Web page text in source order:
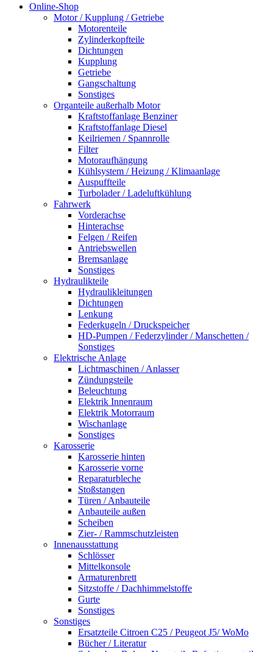
Online-Shop
Motor / Kupplung / Getriebe
Motorenteile
Zylinderkopfteile
Dichtungen
Kupplung
Getriebe
Gangschaltung
Sonstiges
Organteile außerhalb Motor
Kraftstoffanlage Benziner
Kraftstoffanlage Diesel
Keilriemen / Spannrolle
Filter
Motoraufhängung
Kühlsystem / Heizung / Klimaanlage
Auspuffteile
Turbolader / Ladeluftkühlung
Fahrwerk
Vorderachse
Hinterachse
Felgen / Reifen
Antriebswellen
Bremsanlage
Sonstiges
Hydraulikteile
Hydraulikleitungen
Dichtungen
Lenkung
Federkugeln / Druckspeicher
HD-Pumpen / Federzylinder / Manschetten /
Sonstiges
Elektrische Anlage
Lichtmaschinen / Anlasser
Zündungsteile
Beleuchtung
Elektrik Innenraum
Elektrik Motorraum
Wischanlage
Sonstiges
Karosserie
Karosserie hinten
Karosserie vorne
Reparaturbleche
Stoßstangen
Türen / Anbauteile
Anbauteile außen
Scheiben
Zier- / Rammschutzleisten
Innenausstattung
Schlösser
Mittelkonsole
Armaturenbrett
Sitzstoffe / Dachhimmelstoffe
Gurte
Sonstiges
Sonstiges
Ersatzteile Citroen C25 / Peugeot J5/ WoMo
Bücher / Literatur